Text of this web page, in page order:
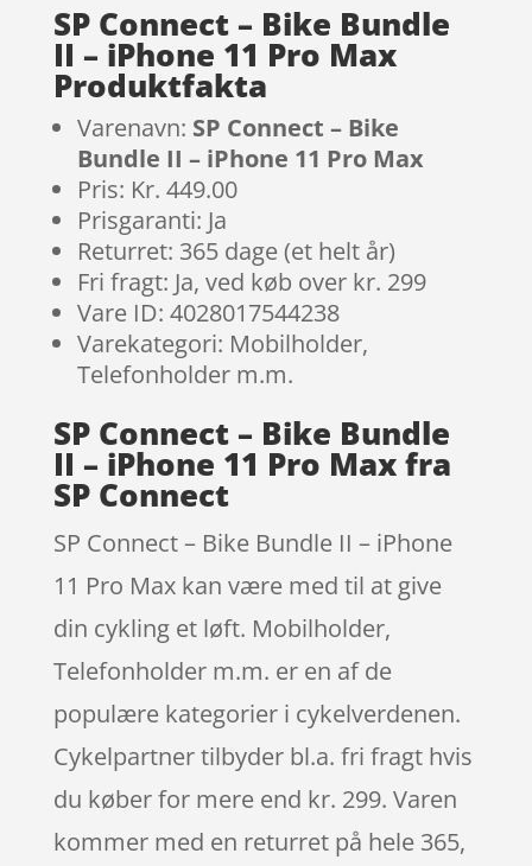
SP Connect – Bike Bundle
II – iPhone 11 Pro Max
Produktfakta
Varenavn: SP Connect – Bike
Bundle II – iPhone 11 Pro Max
Pris: Kr. 449.00
Prisgaranti: Ja
Returret: 365 dage (et helt år)
Fri fragt: Ja, ved køb over kr. 299
Vare ID: 4028017544238
Varekategori: Mobilholder,
Telefonholder m.m.
SP Connect – Bike Bundle
II – iPhone 11 Pro Max fra
SP Connect
SP Connect – Bike Bundle II – iPhone
11 Pro Max kan være med til at give
din cykling et løft. Mobilholder,
Telefonholder m.m. er en af de
populære kategorier i cykelverdenen.
Cykelpartner tilbyder bl.a. fri fragt hvis
du køber for mere end kr. 299. Varen
kommer med en returret på hele 365,